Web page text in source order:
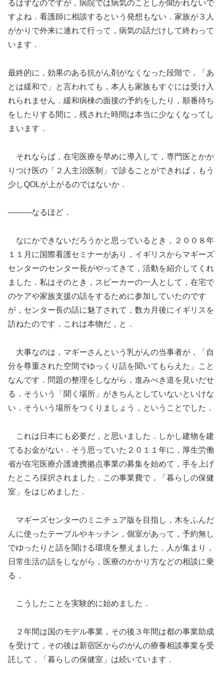
るはずなのですが，病院では病気のことしか聞かれないで
すよね．看護師に相談するという発想もない．家族が３人
がかりで外来に連れて行って，病気の話だけして終わって
います．
最終的に，効果のある抗がん剤がなくなった段階で，「あ
とは緩和で」と言われても，本人も家族もすぐには受け入
れられません．緩和病棟の面接の予約をしたり，順番待ち
をしたりする間に，残された時間は本当に少なくなってし
まいます．
それならば，在宅医療を早めに導入して，専門医とかか
りつけ医の「２人主治医制」で診ることができれば，もう
少しQOLが上がるのではないか．
―――なるほど．
なにかできないだろうかと思っているとき，２００８年
１１月に国際看護セミナーがあり，イギリスからマギーズ
センターのセンター長がやってきて，活動を紹介してくれ
ました．私はそのとき，スピーカーの一人として，在宅で
のケアや家族支援の話をするために参加していたのです
が，センター長の話に魅了されて，数カ月後にイギリスを
訪ねたのです．これは本物だ，と．
大事なのは，マギーさんという乳がんの当事者が，「自
分を尊重された空間でゆっくり話を聞いてもらえた」こと
なんです．問題の整理をしながら，進みべき道を見いだせ
る．そういう「聞く場所」がきちんとしていないといけな
い．そういう場所をつくりましょう，ということでした．
これは日本にも必要だ，と思いました．しかし建物を建
てるお金がない．そう思っていた２０１１年に，厚生労働
省が在宅医療介護連携拠点事業の募集を始めて，手を上げ
たところ採択されました．この事業費で，「暮らしの保健
室」をはじめました．
マギーズセンターのミニチュア版を目指し，木をふんだ
んに使ったテーブルやキッチン，個室があって，予約無し
でゆったりと話を聞ける環境を整えました．人が集まり，
日常生活の話をしながら，医療のかかり方などの相談に乗
る．
こうしたことを実験的に始めました．
２年間は国のモデル事業，その後３年間は都の事業助成
を受けて，その後は新宿区からのがんの療養相談事業を受
託して，「暮らしの保健室」は続いています．